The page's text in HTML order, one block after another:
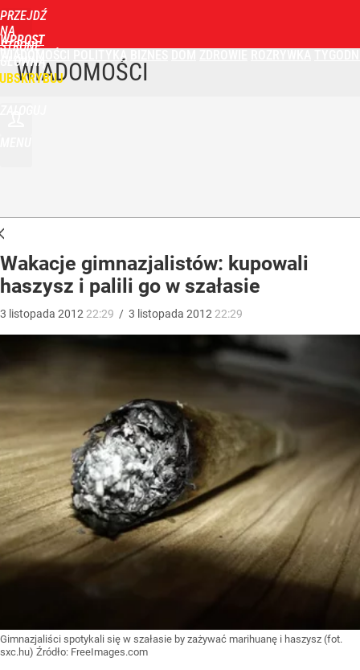
PRZEJDŹ
NA
STRONĘ
GŁÓWNĄ
WPROST
POLITYKA
WIADOMOŚCI
Wakacje gimnazjalistów: kupowali
haszysz i palili go w szałasie
3 listopada 2012 22:29 / 3 listopada 2012 22:29
Gimnazjaliści spotykali się w szałasie by zażywać marihuanę i haszysz (fot.
sxc.hu) Źródło: FreeImages.com